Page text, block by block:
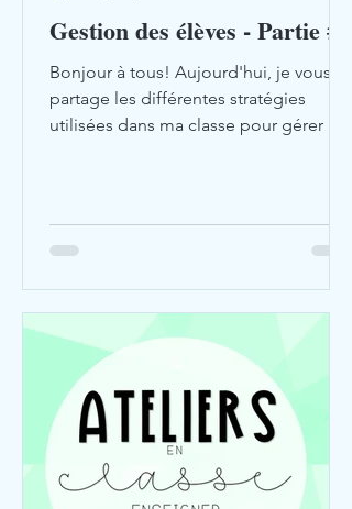
Gestion des élèves - Partie #1
Bonjour à tous! Aujourd'hui, je vous
partage les différentes stratégies
utilisées dans ma classe pour gérer les